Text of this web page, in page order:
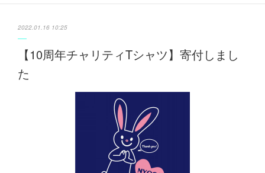
2022.01.16 10:25
【10周年チャリティTシャツ】寄付しまし
た